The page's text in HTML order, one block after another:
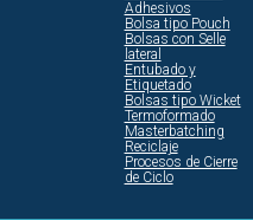
Adhesivos
Bolsa tipo Pouch
Bolsas con Selle
lateral
Entubado y
Etiquetado
Bolsas tipo Wicket
Termoformado
Masterbatching
Reciclaje
Procesos de Cierre
de Ciclo